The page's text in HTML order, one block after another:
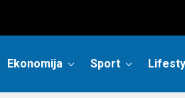
Ekonomija Sport